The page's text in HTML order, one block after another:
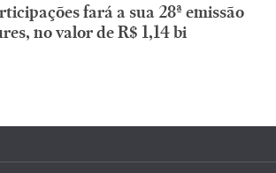
fará a sua 28ª emissão
no valor de R$ 1,14 bi